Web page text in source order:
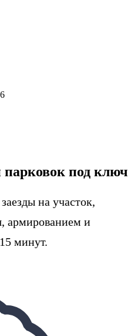
парковок под ключ
на участок,
армированием и
минут.